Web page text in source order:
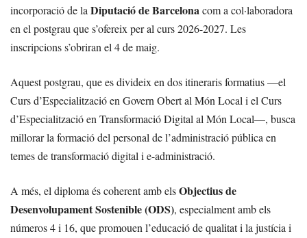
incorporació de la Diputació de Barcelonacom a col·laboradora
en el postgrau que s’ofereix per al curs 2026-2027. Les
inscripcions s’obriran el 4 de maig.
Aquest postgrau, que es divideix en dos itineraris formatius —el
Curs d’Especialització en Govern Obert al Món Local i el Curs
d’Especialització en Transformació Digital al Món Local—, busca
millorar la formació del personal de l’administració pública en
temes de transformació digital i e-administració.
A més, el diploma és coherent amb elsObjectius de
Desenvolupament Sostenible (ODS), especialment amb els
números 4 i 16, que promouen l’educació de qualitat i la justícia i